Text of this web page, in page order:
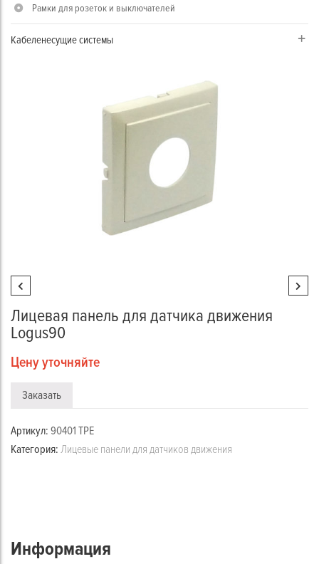
Рамки для розеток и выключателей
Кабеленесущие системы
Лицевая панель для датчика движения
Logus90
Цену уточняйте
Заказать
Артикул: 90401 TPE
Категория: Лицевые панели для датчиков движения
Информация